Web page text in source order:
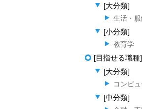
[大分類]
生活・
[小分類]
教育学
[目指せる職
[大分類]
コンピ
[中分類]